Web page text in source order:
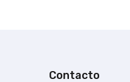
Contacto